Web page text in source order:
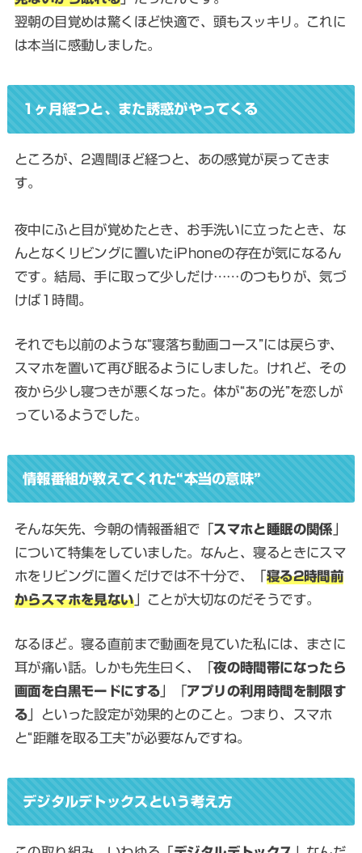
翌朝の目覚めは驚くほど快適で、頭もスッキリ。これに
は本当に感動しました。
1ヶ月経つと、また誘惑がやってくる
ところが、2週間ほど経つと、あの感覚が戻ってきま
す。
夜中にふと目が覚めたとき、お手洗いに立ったとき、な
んとなくリビングに置いたiPhoneの存在が気になるん
です。結局、手に取って少しだけ……のつもりが、気づ
けば1時間。
それでも以前のような“寝落ち動画コース”には戻らず、
スマホを置いて再び眠るようにしました。けれど、その
夜から少し寝つきが悪くなった。体が“あの光”を恋しが
っているようでした。
情報番組が教えてくれた“本当の意味”
そんな矢先、今朝の情報番組で「スマホと睡眠の関係
について特集をしていました。なんと、寝るときにスマ
ホをリビングに置くだけでは不十分で、「寝る2時間前
からスマホを見ない」ことが大切なのだそうです。
なるほど。寝る直前まで動画を見ていた私には、まさに
耳が痛い話。しかも先生曰く、「夜の時間帯になったら
画面を白黒モードにする 」「アプリの利用時間を制限す
る 」といった設定が効果的とのこと。つまり、スマホ
と“距離を取る工夫”が必要なんですね。
デジタルデトックスという考え方